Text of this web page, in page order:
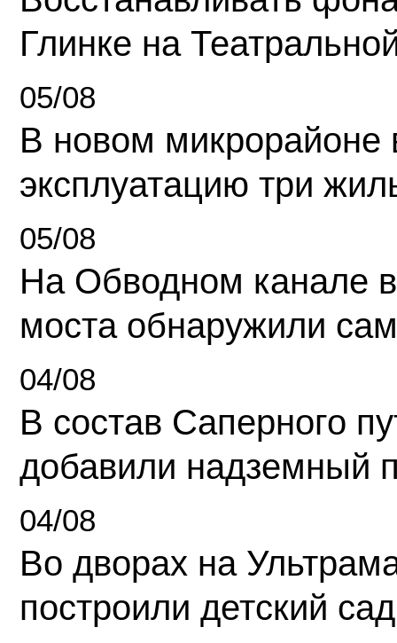
Глинке на
05/08
В новом микрорайоне
эксплуатацию три
05/08
На Обводном канале
моста обнаружили
04/08
В состав Саперного
добавили надземный
04/08
Во дворах на
построили детский сад